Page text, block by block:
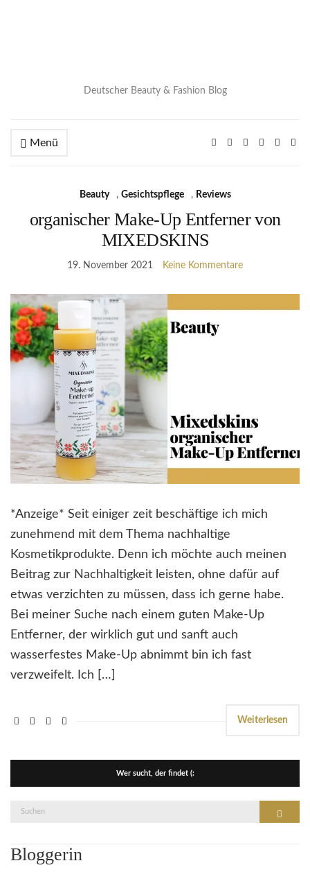
Deutscher Beauty & Fashion Blog
Menü
Beauty , Gesichtspflege , Reviews
organischer Make-Up Entferner von
MIXEDSKINS
19. November 2021 Keine Kommentare
*Anzeige* Seit einiger zeit beschäftige ich mich
zunehmend mit dem Thema nachhaltige
Kosmetikprodukte. Denn ich möchte auch meinen
Beitrag zur Nachhaltigkeit leisten, ohne dafür auf
etwas verzichten zu müssen, dass ich gerne habe.
Bei meiner Suche nach einem guten Make-Up
Entferner, der wirklich gut und sanft auch
wasserfestes Make-Up abnimmt bin ich fast
verzweifelt. Ich […]
Weiterlesen
Wer sucht, der findet (:
Suche
Bloggerin